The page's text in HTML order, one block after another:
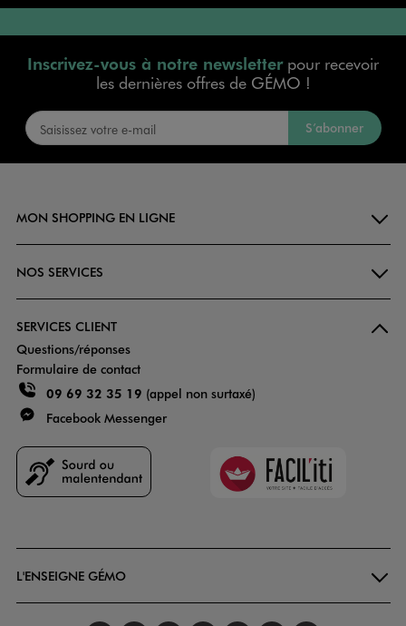
Inscrivez-vous à notre newsletterpour recevoir
les dernières offres de GÉMO !
S’abonner
MON SHOPPING EN LIGNE
NOS SERVICES
SERVICES CLIENT
Questions/réponses
Formulaire de contact
09 69 32 35 19 (appel non surtaxé)
Facebook Messenger
Faciliti
L'ENSEIGNE GÉMO